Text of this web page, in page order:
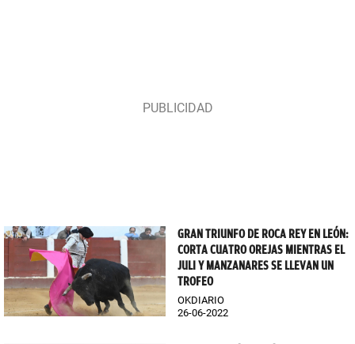
GRAN TRIUNFO DE ROCA REY EN LEÓN:
CORTA CUATRO OREJAS MIENTRAS EL
JULI Y MANZANARES SE LLEVAN UN
TROFEO
OKDIARIO
26-06-2022